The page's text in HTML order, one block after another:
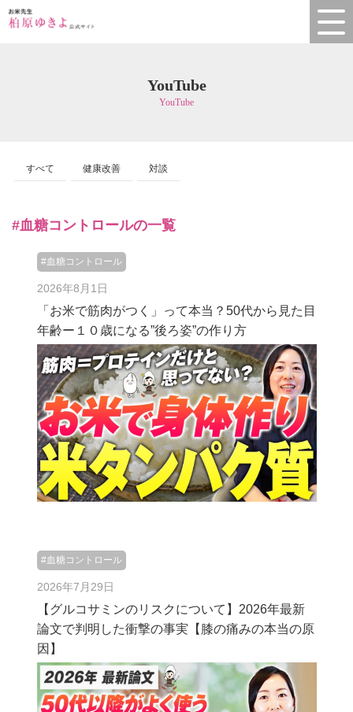
YouTube
YouTube
すべて 健康改善 対談
#血糖コントロールの一覧
#血糖コントロール
2026年8月1日
「お米で筋肉がつく」って本当？50代から見た目
年齢ー１０歳になる”後ろ姿”の作り方
#血糖コントロール
2026年7月29日
【グルコサミンのリスクについて】2026年最新
論文で判明した衝撃の事実【膝の痛みの本当の原
因】